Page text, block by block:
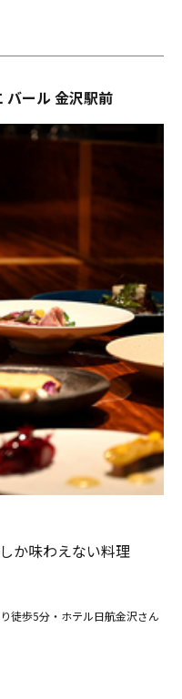
バール 金沢駅前
か味わえない料理
徒歩5分・ホテル日航金沢さん